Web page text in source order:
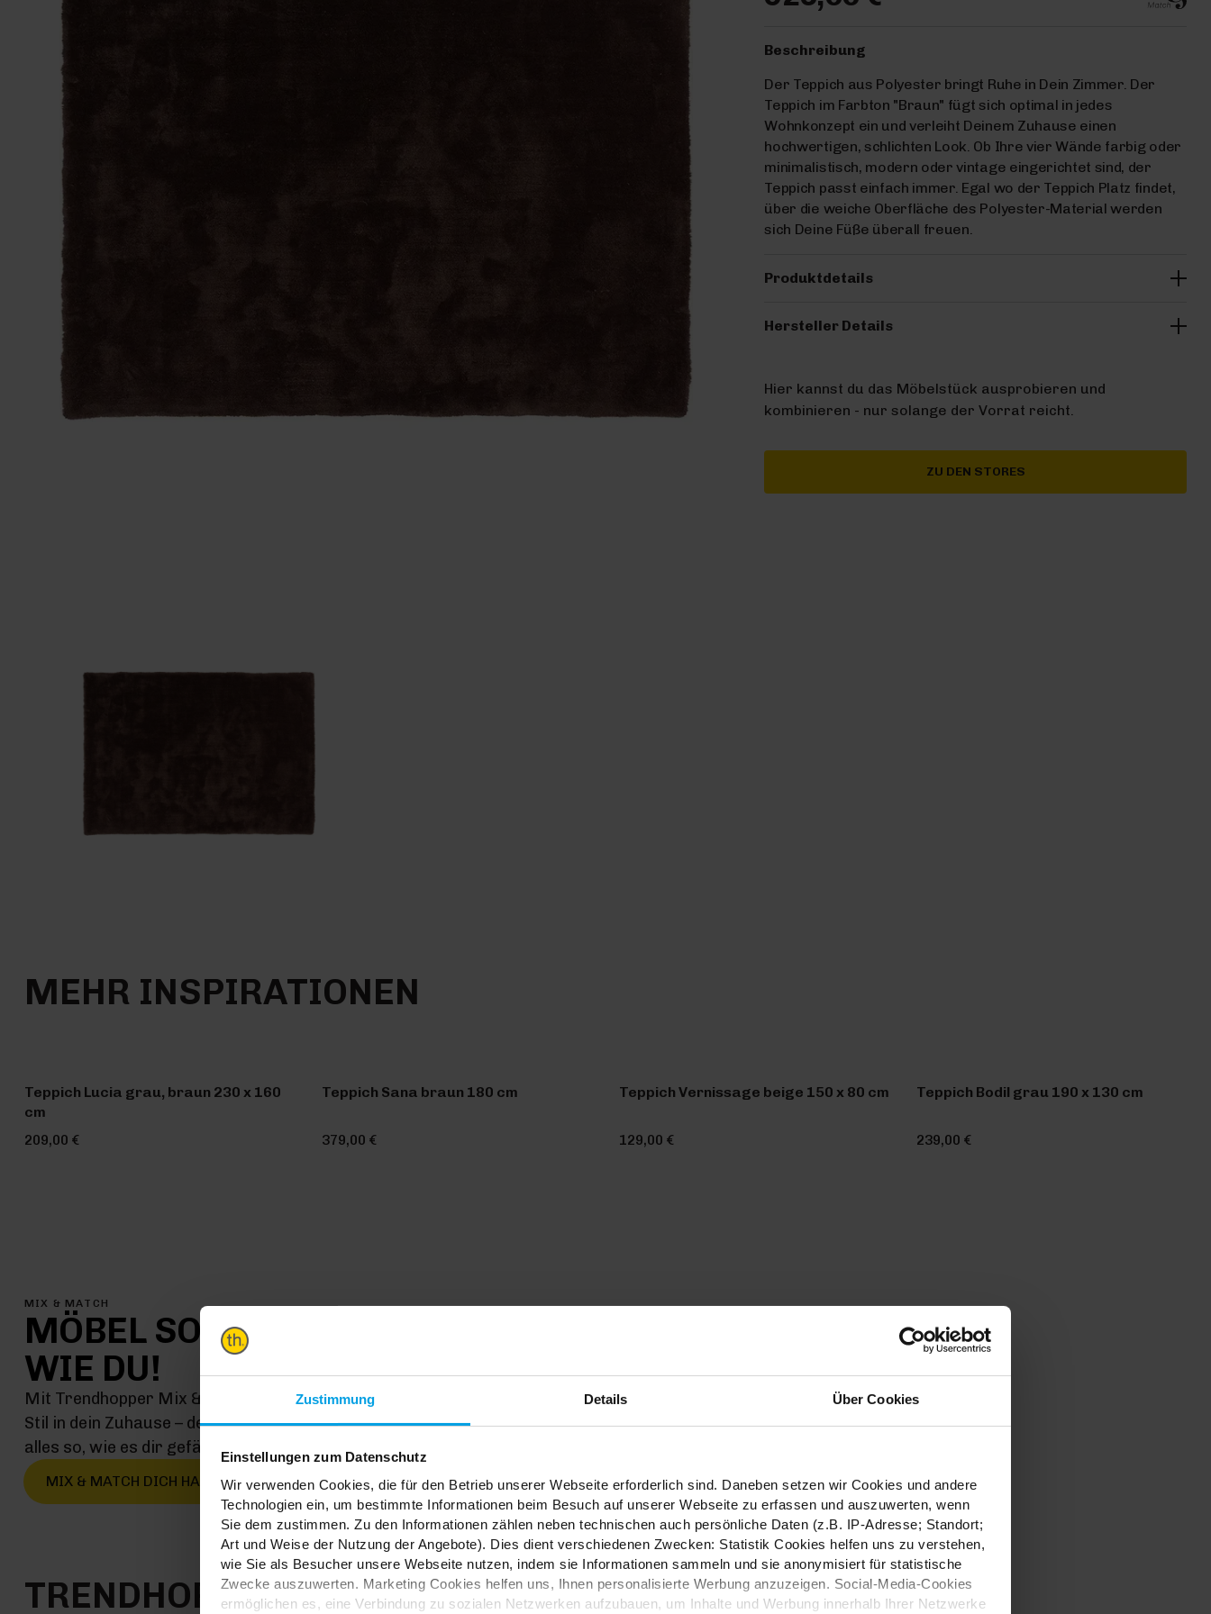
Zustimmung Details Über Cookies
Einstellungen zum Datenschutz
Wir verwenden Cookies, die für den Betrieb unserer Webseite erforderlich sind. Daneben setzen wir Cookies und andere
Technologien ein, um bestimmte Informationen beim Besuch auf unserer Webseite zu erfassen und auszuwerten, wenn
Sie dem zustimmen. Zu den Informationen zählen neben technischen auch persönliche Daten (z.B. IP-Adresse; Standort;
Art und Weise der Nutzung der Angebote). Dies dient verschiedenen Zwecken: Statistik Cookies helfen uns zu verstehen,
wie Sie als Besucher unsere Webseite nutzen, indem sie Informationen sammeln und sie anonymisiert für statistische
Zwecke auszuwerten. Marketing Cookies helfen uns, Ihnen personalisierte Werbung anzuzeigen. Social-Media-Cookies
ermöglichen es, eine Verbindung zu sozialen Netzwerken aufzubauen, um Inhalte und Werbung innerhalb Ihrer Netzwerke
Beschreibung
Der Teppich aus Polyester bringt Ruhe in Dein Zimmer. Der
Teppich im Farbton "Braun" fügt sich optimal in jedes
Wohnkonzept ein und verleiht Deinem Zuhause einen
hochwertigen, schlichten Look. Ob Ihre vier Wände farbig oder
minimalistisch, modern oder vintage eingerichtet sind, der
Teppich passt einfach immer. Egal wo der Teppich Platz findet,
über die weiche Oberfläche des Polyester-Material werden
sich Deine Füße überall freuen.
Produktdetails
Hersteller Details
Hier kannst du das Möbelstück ausprobieren und
kombinieren - nur solange der Vorrat reicht.
ZU DEN STORES
MEHR INSPIRATIONEN
Teppich Lucia grau, braun 230 x 160
cm
209,00 €
Teppich Sana braun 180 cm
379,00 €
Teppich Vernissage beige 150 x 80 cm
129,00 €
Teppich Bodil grau 190 x 130 cm
239,00 €
MIX & MATCH
MÖBEL SO EINMALIG
WIE DU!
Mit Trendhopper Mix & Match kommt jetzt genau dein
Stil in dein Zuhause – denn hier kombinierst du einfach
alles so, wie es dir gefällt
MIX & MATCH DICH HAPPY
TRENDHOPPER STORES